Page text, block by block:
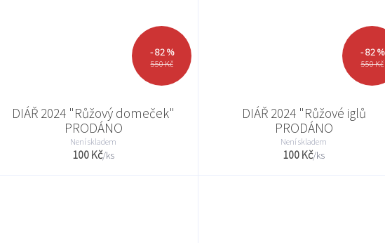
550 Kč
- 82 %
DIÁŘ 2024 "Růžový domeček"
PRODÁNO
100 Kč/ks
Není skladem
550 Kč
- 82 %
DIÁŘ 2024 "Růžové iglů
PRODÁNO
100 Kč/ks
Není skladem